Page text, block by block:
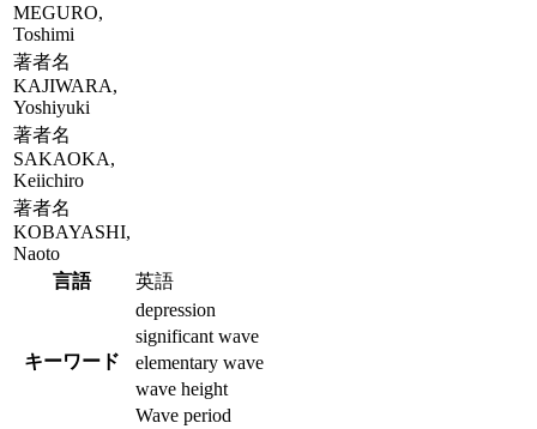
MEGURO,
Toshimi
著者名
KAJIWARA,
Yoshiyuki
著者名
SAKAOKA,
Keiichiro
著者名
KOBAYASHI,
Naoto
言語
英語
キーワード
depression
significant wave
elementary wave
wave height
Wave period